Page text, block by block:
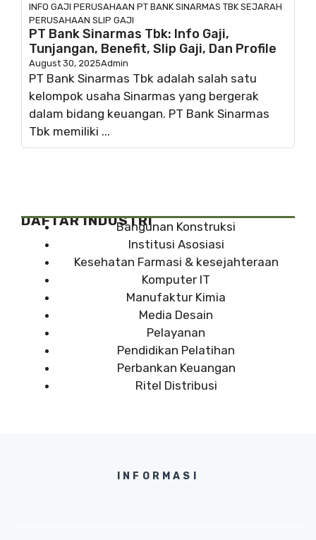
INFO GAJI PERUSAHAAN PT BANK SINARMAS TBK SEJARAH
PERUSAHAAN SLIP GAJI
PT Bank Sinarmas Tbk: Info Gaji,
Tunjangan, Benefit, Slip Gaji, Dan Profile
August 30, 2025Admin
PT Bank Sinarmas Tbk adalah salah satu
kelompok usaha Sinarmas yang bergerak
dalam bidang keuangan. PT Bank Sinarmas
Tbk memiliki ...
DAFTAR INDUSTRIBangunan Konstruksi
Institusi Asosiasi
Kesehatan Farmasi & kesejahteraan
Komputer IT
Manufaktur Kimia
Media Desain
Pelayanan
Pendidikan Pelatihan
Perbankan Keuangan
Ritel Distribusi
INFORMASI